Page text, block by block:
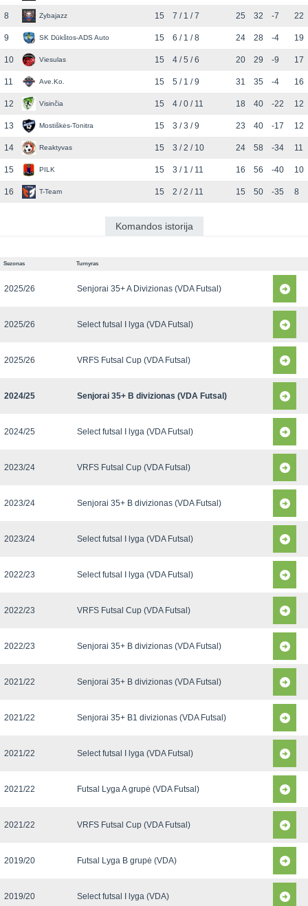
8 Zybajazz 15 7 / 1 / 7 25 32 -7 22
9 SK Dūkštos-ADS Auto 15 6 / 1 / 8 24 28 -4 19
10 Viesulas 15 4 / 5 / 6 20 29 -9 17
11 Ave.Ko. 15 5 / 1 / 9 31 35 -4 16
12 Visinčia 15 4 / 0 / 11 18 40 -22 12
13 Mostiškės-Tonitra 15 3 / 3 / 9 23 40 -17 12
14 Reaktyvas 15 3 / 2 / 10 24 58 -34 11
15 PILK 15 3 / 1 / 11 16 56 -40 10
16 T-Team 15 2 / 2 / 11 15 50 -35 8
Komandos istorija
Sezonas Turnyras
2025/26 Senjorai 35+ A Divizionas (VDA Futsal)
2025/26 Select futsal I lyga (VDA Futsal)
2025/26 VRFS Futsal Cup (VDA Futsal)
2024/25 Senjorai 35+ B divizionas (VDA Futsal)
2024/25 Select futsal I lyga (VDA Futsal)
2023/24 VRFS Futsal Cup (VDA Futsal)
2023/24 Senjorai 35+ B divizionas (VDA Futsal)
2023/24 Select futsal I lyga (VDA Futsal)
2022/23 Select futsal I lyga (VDA Futsal)
2022/23 VRFS Futsal Cup (VDA Futsal)
2022/23 Senjorai 35+ B divizionas (VDA Futsal)
2021/22 Senjorai 35+ B divizionas (VDA Futsal)
2021/22 Senjorai 35+ B1 divizionas (VDA Futsal)
2021/22 Select futsal I lyga (VDA Futsal)
2021/22 Futsal Lyga A grupė (VDA Futsal)
2021/22 VRFS Futsal Cup (VDA Futsal)
2019/20 Futsal Lyga B grupė (VDA)
2019/20 Select futsal I lyga (VDA)